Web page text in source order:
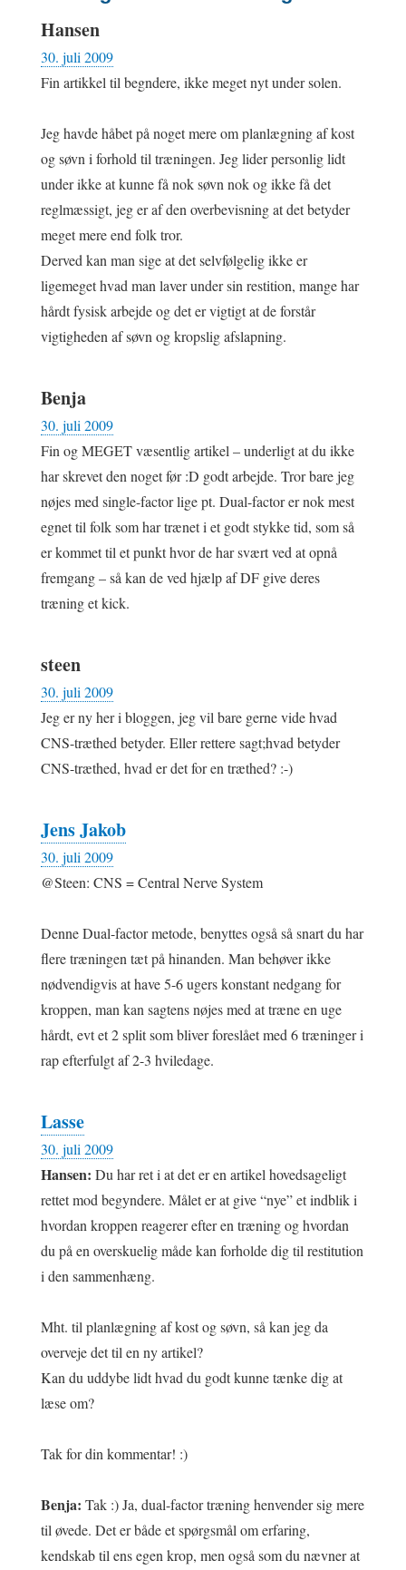
Hansen
30. juli 2009
Fin artikkel til begndere, ikke meget nyt under solen.
Jeg havde håbet på noget mere om planlægning af kost
og søvn i forhold til træningen. Jeg lider personlig lidt
under ikke at kunne få nok søvn nok og ikke få det
reglmæssigt, jeg er af den overbevisning at det betyder
meget mere end folk tror.
Derved kan man sige at det selvfølgelig ikke er
ligemeget hvad man laver under sin restition, mange har
hårdt fysisk arbejde og det er vigtigt at de forstår
vigtigheden af søvn og kropslig afslapning.
Benja
30. juli 2009
Fin og MEGET væsentlig artikel – underligt at du ikke
har skrevet den noget før :D godt arbejde. Tror bare jeg
nøjes med single-factor lige pt. Dual-factor er nok mest
egnet til folk som har trænet i et godt stykke tid, som så
er kommet til et punkt hvor de har svært ved at opnå
fremgang – så kan de ved hjælp af DF give deres
træning et kick.
steen
30. juli 2009
Jeg er ny her i bloggen, jeg vil bare gerne vide hvad
CNS-træthed betyder. Eller rettere sagt;hvad betyder
CNS-træthed, hvad er det for en træthed? :-)
Jens Jakob
30. juli 2009
@Steen: CNS = Central Nerve System
Denne Dual-factor metode, benyttes også så snart du har
flere træningen tæt på hinanden. Man behøver ikke
nødvendigvis at have 5-6 ugers konstant nedgang for
kroppen, man kan sagtens nøjes med at træne en uge
hårdt, evt et 2 split som bliver foreslået med 6 træninger i
rap efterfulgt af 2-3 hviledage.
Lasse
30. juli 2009
Hansen: Du har ret i at det er en artikel hovedsageligt
rettet mod begyndere. Målet er at give “nye” et indblik i
hvordan kroppen reagerer efter en træning og hvordan
du på en overskuelig måde kan forholde dig til restitution
i den sammenhæng.
Mht. til planlægning af kost og søvn, så kan jeg da
overveje det til en ny artikel?
Kan du uddybe lidt hvad du godt kunne tænke dig at
læse om?
Tak for din kommentar! :)
Benja: Tak :) Ja, dual-factor træning henvender sig mere
til øvede. Det er både et spørgsmål om erfaring,
kendskab til ens egen krop, men også som du nævner at